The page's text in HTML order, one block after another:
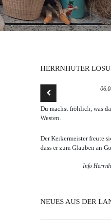
HERRNHUTER
Du machst fröhlich, was
Westen.
Der Kerkermeister freute
dass er zum Glauben an
Info
NEUES AUS DER